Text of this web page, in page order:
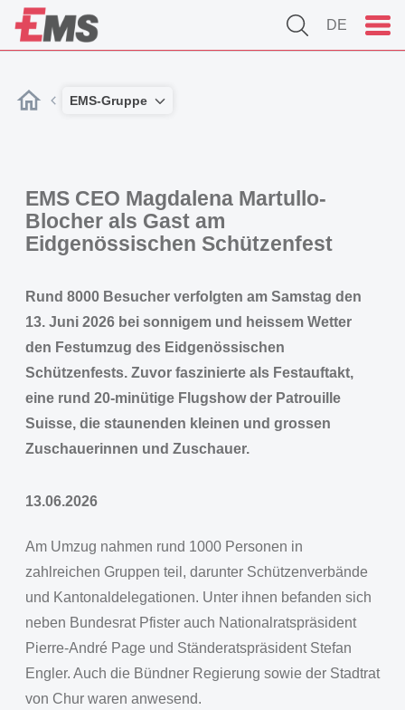
DE
EMS-Gruppe
EMS CEO Magdalena Martullo-
Blocher als Gast am
Eidgenössischen Schützenfest
Rund 8000 Besucher verfolgten am Samstag den
13. Juni 2026 bei sonnigem und heissem Wetter
den Festumzug des Eidgenössischen
Schützenfests. Zuvor faszinierte als Festauftakt,
eine rund 20-minütige Flugshow der Patrouille
Suisse, die staunenden kleinen und grossen
Zuschauerinnen und Zuschauer.
13.06.2026
Am Umzug nahmen rund 1000 Personen in
zahlreichen Gruppen teil, darunter Schützenverbände
und Kantonaldelegationen. Unter ihnen befanden sich
neben Bundesrat Pfister auch Nationalratspräsident
Pierre-André Page und Ständeratspräsident Stefan
Engler. Auch die Bündner Regierung sowie der Stadtrat
von Chur waren anwesend.